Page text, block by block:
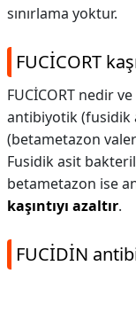
sınırlama yoktur.
FUCİCORT
FUCİCORT nedir
antibiyotik (fusidik
(betametazon
Fusidik asit
betametazon ise
kaşıntıyı azaltır.
FUCİDİN